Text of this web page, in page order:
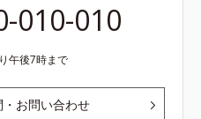
010-010
午後7時まで
お問い合わせ